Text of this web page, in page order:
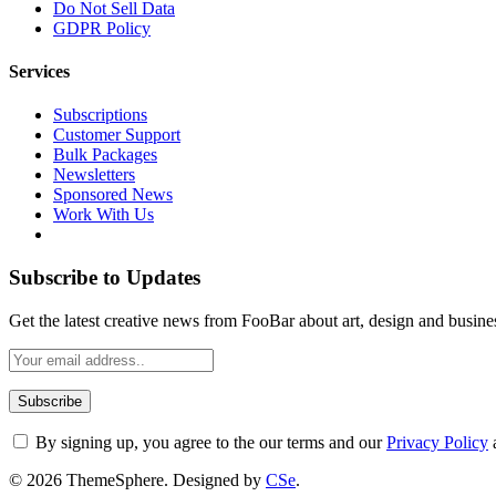
Do Not Sell Data
GDPR Policy
Services
Subscriptions
Customer Support
Bulk Packages
Newsletters
Sponsored News
Work With Us
Subscribe to Updates
Get the latest creative news from FooBar about art, design and
By signing up, you agree to the our terms and ourPrivacy Policy
© 2026 ThemeSphere. Designed by CSe.